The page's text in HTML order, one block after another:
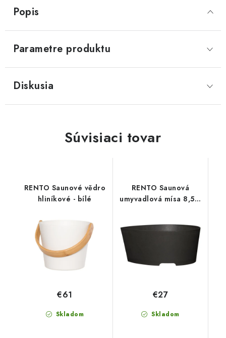
Popis
Parametre produktu
Diskusia
Súvisiaci tovar
RENTO Saunové vědro
hliníkové - bílé
Skladom
€61
RENTO Saunová
umyvadlová mísa 8,5 L
Skladom
€27